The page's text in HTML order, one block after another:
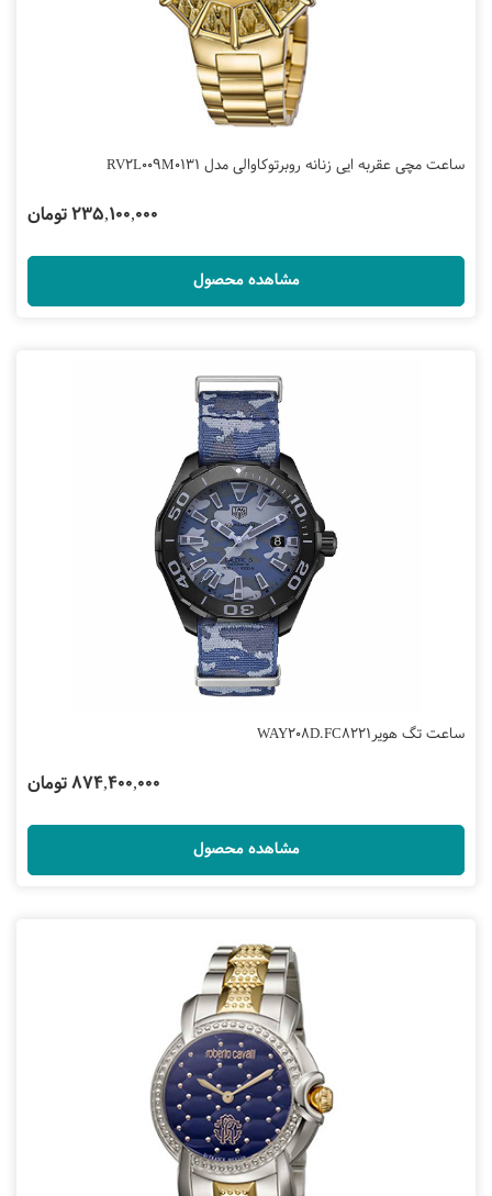
ساعت مچی عقربه ایی زنانه روبرتوکاوالی مدل RV2L009M0131
235,100,000 تومان
مشاهده محصول
ساعت تگ هویرWAY208D.FC8221
874,400,000 تومان
مشاهده محصول